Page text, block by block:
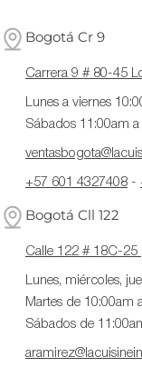
Bogotá Cr 9
Carrera 9 # 80-45
Lunes a viernes
Sábados 11:00am
+57 601 4327408 -
Bogotá Cll 122
Calle 122 # 18C-
Lunes, miércoles,
Martes de 10:00am
Sábados de